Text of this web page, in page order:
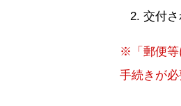
交付
※「郵便等
手続きが必